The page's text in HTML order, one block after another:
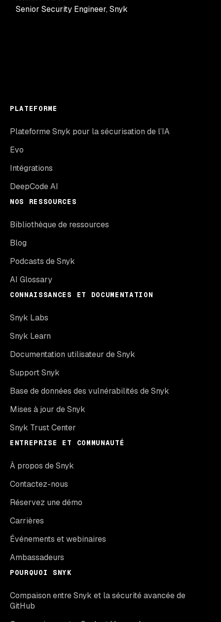
Senior Security Engineer,Snyk
PLATEFORME
Plateforme Snyk pour la sécurisation de l’IA
Evo
Intégrations
DeepCode AI
NOS RESSOURCES
Bibliothèque de ressources
Blog
Podcasts de Snyk
AI Glossary
CONNAISSANCES ET DOCUMENTATION
Snyk Labs
Snyk Learn
Documentation utilisateur de Snyk
Support Snyk
Base de données des vulnérabilités de Snyk
Mises à jour de Snyk
Snyk Trust Center
ENTREPRISE ET COMMUNAUTÉ
À propos de Snyk
Contactez-nous
Réservez une démo
Carrières
Événements et webinaires
Ambassadeurs
POURQUOI SNYK
Compaison entre Snyk et la sécurité avancée de
GitHub